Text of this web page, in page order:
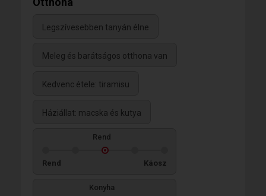
Legszívesebben tanyán élne
Meleg és barátságos otthona van
Kedvenc étele: tiramisu
Háziállat: macska és kutya
Rend
Rend Káosz
Konyha